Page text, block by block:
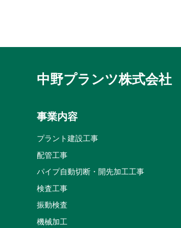
中野プランツ株式会社
事業内容
プラント建設工事
配管工事
パイプ自動切断・開先加工工事
検査工事
振動検査
機械加工